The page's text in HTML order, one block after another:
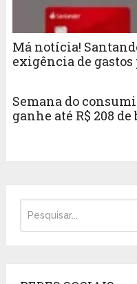
Má notícia!
exigência de gastos
Semana do
ganhe até R$ 208